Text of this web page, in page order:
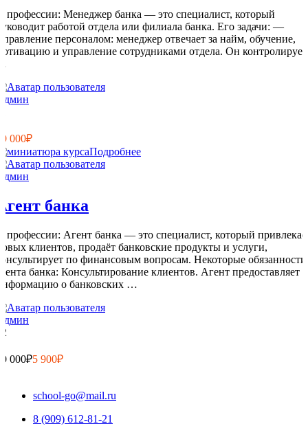
профессии: Менеджер банка — это специалист, который
работой отдела или филиала банка. Его задачи: —
персоналом: менеджер отвечает за найм, обучение,
и управление сотрудниками отдела. Он контролирует
000₽
Подробнее
банка
профессии: Агент банка — это специалист, который
клиентов, продаёт банковские продукты и услуги,
по финансовым вопросам. Некоторые обязанности
банка: Консультирование клиентов. Агент предоставляет
о банковских …
000₽5 900₽
school-go@mail.ru
8 (909) 612-81-21